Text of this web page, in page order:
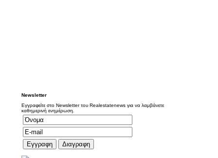
Newsletter
Εγγραφείτε στο Newsletter του Realestatenews για να λαμβάνετε
καθημερινή ενημέρωση.